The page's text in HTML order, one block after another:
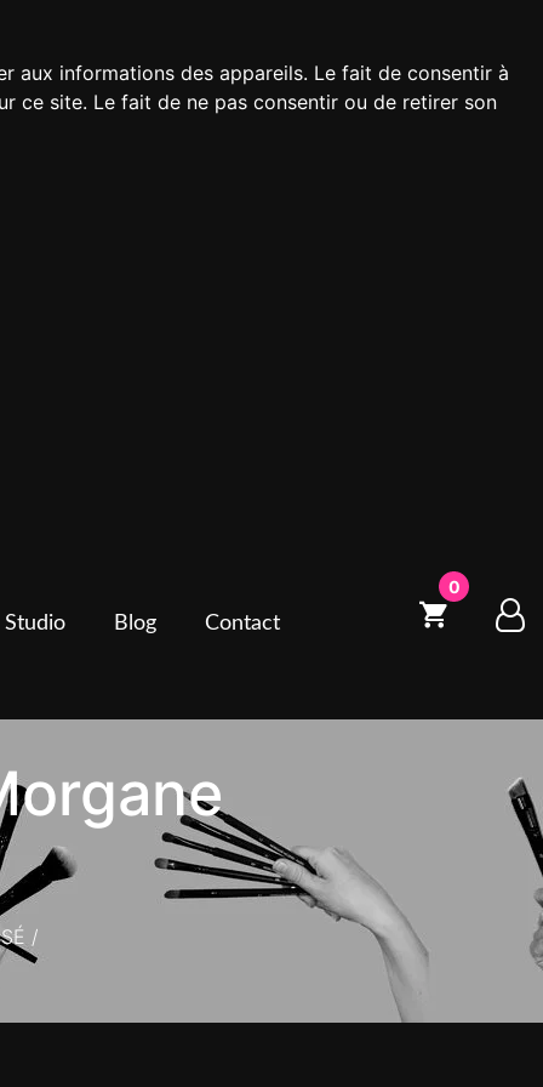
aux informations des appareils. Le fait de consentir à
ce site. Le fait de ne pas consentir ou de retirer son
Studio Blog Contact
0
/